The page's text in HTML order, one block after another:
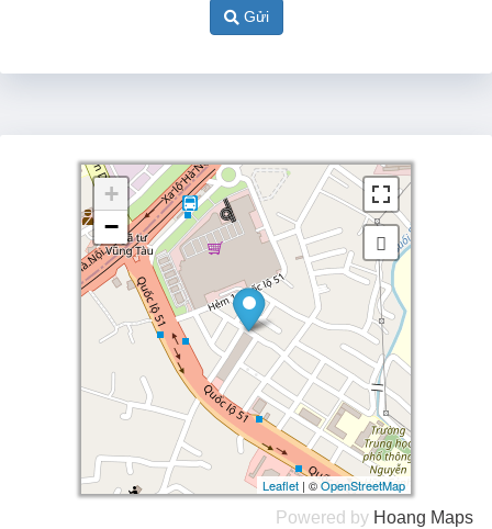
Gửi
+
−
Leaflet | ©OpenStreetMap
+
−
Leaflet | ©OpenStreetMap
Powered by Hoang Maps